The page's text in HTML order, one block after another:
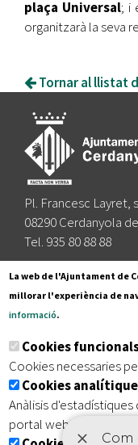
plaça Universal; i
organitzarà la seva
Tornar al llistat
Pl. Francesc Layret,
08290 Cerdanyola
Tel. 935 80 88 88
Segueix-nos a:
Subscriu-te al
Inici | Avís legal |
| Accessibilitat
La web de l'Ajuntament de
millorar l'experiència de
informació.
Cookies
Cookies necessaries
Cookies
Anàlisis
portal web